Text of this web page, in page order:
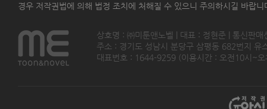
경우 저작권법에 의해 법정 조치에 처해질 수 있으니 주의하시길 바랍니
상호명 : ㈜미툰앤노벨 | 대표 : 정현준 | 통신판
주소 : 경기도 성남시 분당구 삼평동 682번지
대표번호 : 1644-9259 (이용시간 : 오전10시~